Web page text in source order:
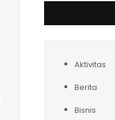
Aktivitas
Berita
Bisnis